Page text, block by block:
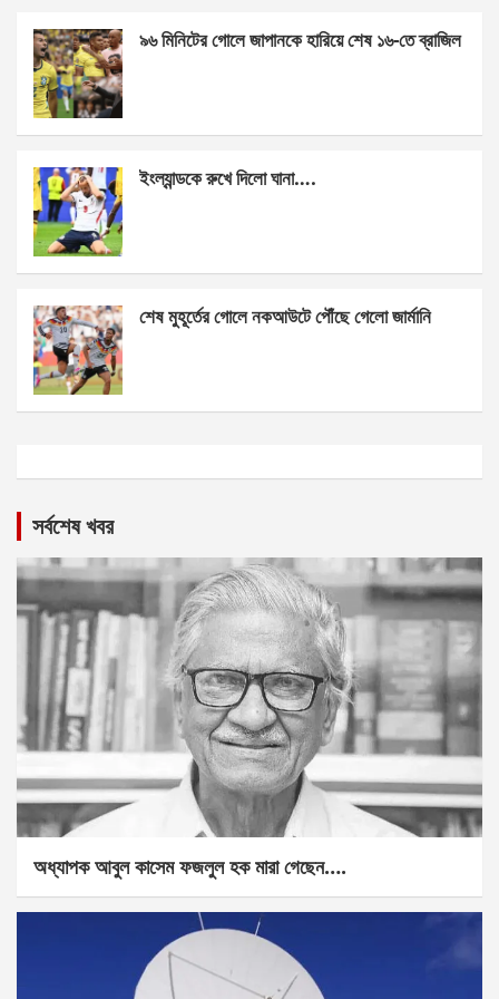
k
p
৯৬ মিনিটের গোলে জাপানকে হারিয়ে শেষ ১৬-তে ব্রাজিল
ইংল্যান্ডকে রুখে দিলো ঘানা….
শেষ মুহূর্তের গোলে নকআউটে পৌঁছে গেলো জার্মানি
সর্বশেষ খবর
অধ্যাপক আবুল কাসেম ফজলুল হক মারা গেছেন….